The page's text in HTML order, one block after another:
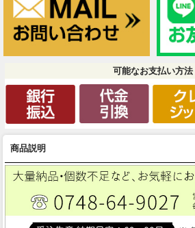
可能なお支払い方法
商品説明